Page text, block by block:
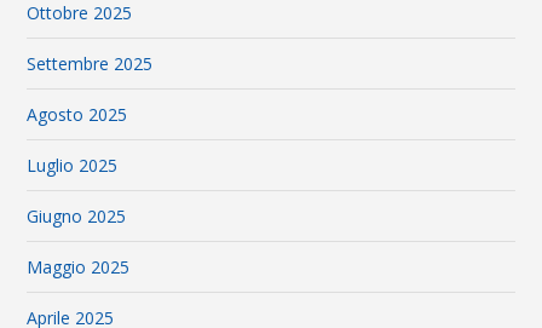
Ottobre 2025
Settembre 2025
Agosto 2025
Luglio 2025
Giugno 2025
Maggio 2025
Aprile 2025